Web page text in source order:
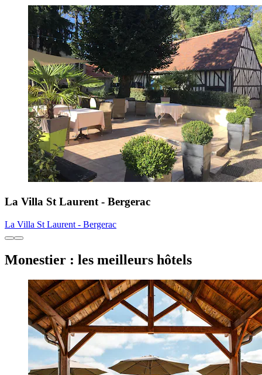
La Villa St Laurent - Bergerac
La Villa St Laurent - Bergerac
Monestier : les meilleurs hôtels